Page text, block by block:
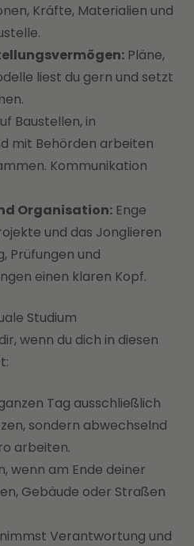
Kräfte, Materialien und
Pläne,
liest du gern und setzt
Baustellen, in
mit Behörden arbeiten
Kommunikation
Organisation: Enge
und das Jonglieren
Prüfungen und
einen klaren Kopf.
Studium
wenn du dich in diesen
Tag ausschließlich
sondern abwechselnd
arbeiten.
wenn am Ende deiner
Gebäude oder Straßen
Verantwortung und